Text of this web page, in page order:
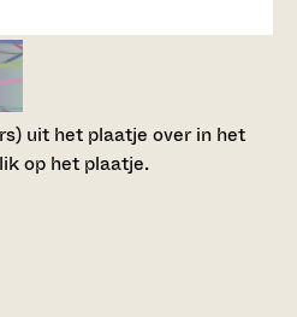
uit het plaatje over in het
op het plaatje.